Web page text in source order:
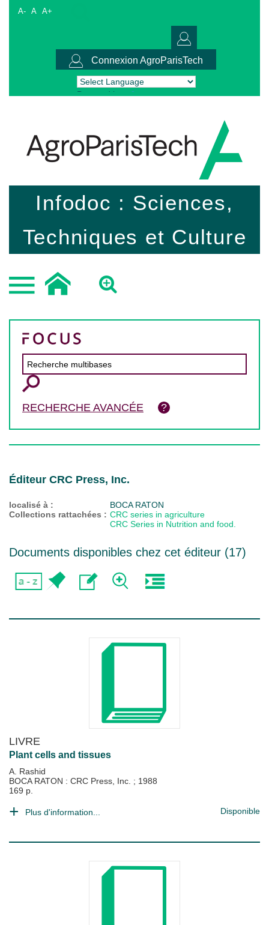
A- A A+
Connexion AgroParisTech
Powered by Translate
Infodoc : Sciences,
Techniques et Culture
RECHERCHE AVANCÉE
Éditeur CRC Press, Inc.
localisé à :
BOCA RATON
Collections rattachées : CRC series in agriculture
CRC Series in Nutrition and food.
Documents disponibles chez cet éditeur (17)
LIVRE
Plant cells and tissues
A. Rashid
BOCA RATON : CRC Press, Inc. ; 1988
169 p.
Plus d'information... Disponible